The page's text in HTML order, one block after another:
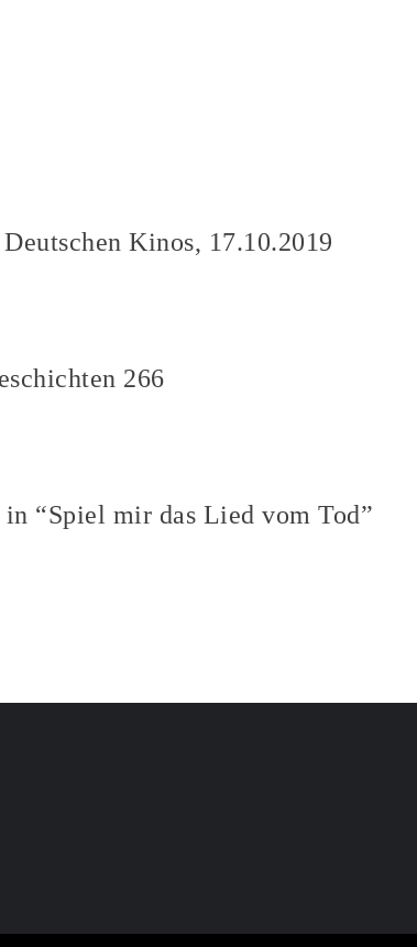
Kinos, 17.10.2019
266
“Spiel mir das Lied vom Tod”